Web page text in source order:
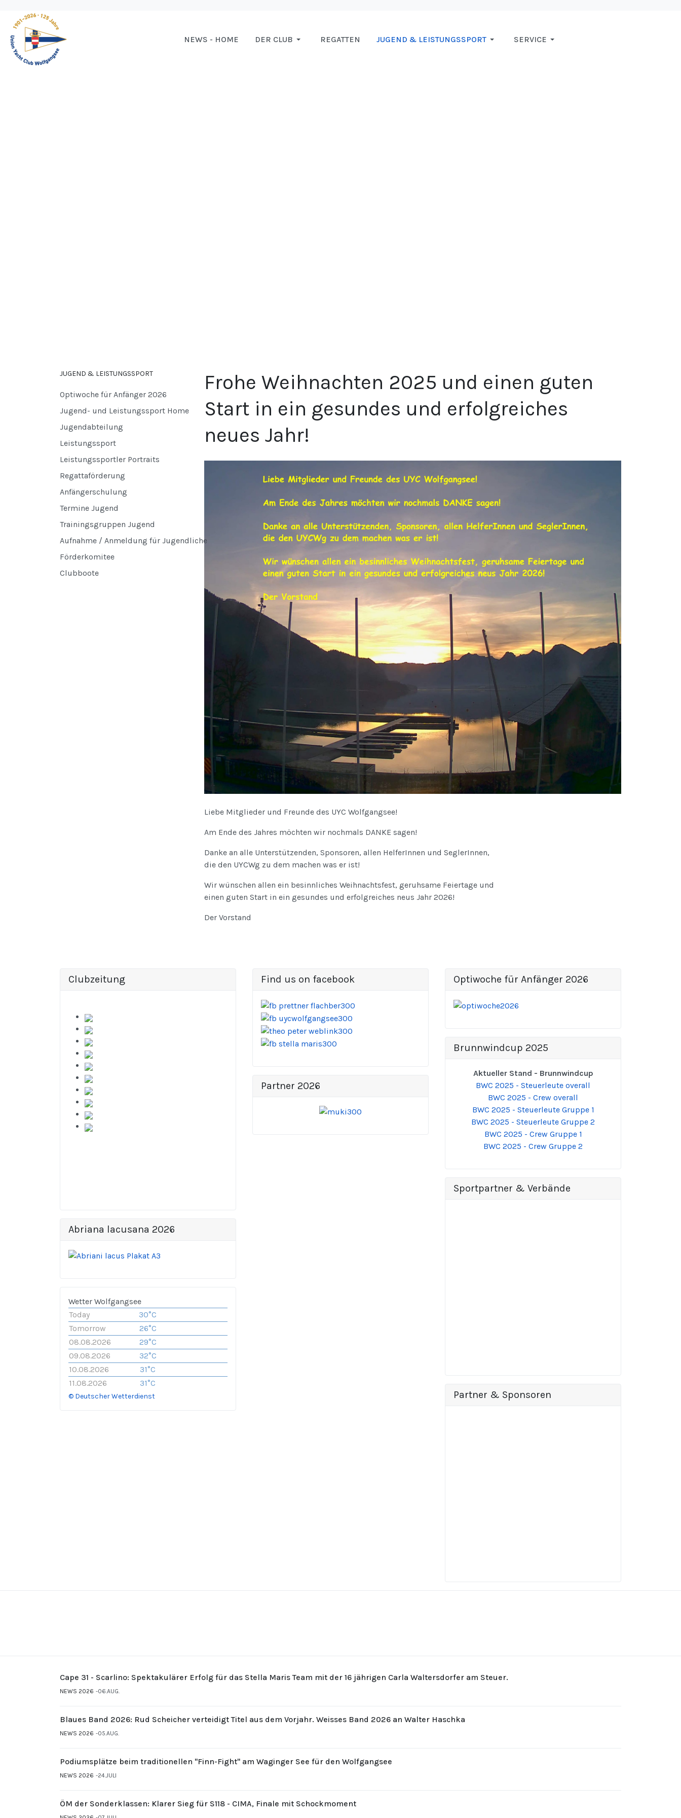
NEWS - HOME DER CLUB REGATTEN JUGEND & LEISTUNGSSPORT SERVICE
Frohe Weihnachten 2025 und einen guten
Start in ein gesundes und erfolgreiches
neues Jahr!
Liebe Mitglieder und Freunde des UYC Wolfgangsee!
Am Ende des Jahres möchten wir nochmals DANKE sagen!
Danke an alle Unterstützenden, Sponsoren, allen HelferInnen und SeglerInnen,
die den UYCWg zu dem machen was er ist!
Wir wünschen allen ein besinnliches Weihnachtsfest, geruhsame Feiertage und
einen guten Start in ein gesundes und erfolgreiches neus Jahr 2026!
Der Vorstand
JUGEND & LEISTUNGSSPORT
Optiwoche für Anfänger 2026
Jugend- und Leistungssport Home
Jugendabteilung
Leistungssport
Leistungssportler Portraits
Regattaförderung
Anfängerschulung
Termine Jugend
Trainingsgruppen Jugend
Aufnahme / Anmeldung für Jugendliche
Förderkomitee
Clubboote
Clubzeitung
Abriana lacusana 2026
Wetter Wolfgangsee
Today
30°C
Tomorrow
26°C
08.08.2026
29°C
09.08.2026
32°C
10.08.2026
31°C
11.08.2026
31°C
© Deutscher Wetterdienst
Find us on facebook
Partner 2026
Optiwoche für Anfänger 2026
Brunnwindcup 2025
Aktueller Stand - Brunnwindcup
BWC 2025 - Steuerleute overall
BWC 2025 - Crew overall
BWC 2025 - Steuerleute Gruppe 1
BWC 2025 - Steuerleute Gruppe 2
BWC 2025 - Crew Gruppe 1
BWC 2025 - Crew Gruppe 2
Sportpartner & Verbände
Partner & Sponsoren
Cape 31 - Scarlino: Spektakulärer Erfolg für das Stella Maris Team mit der 16 jährigen Carla Waltersdorfer am Steuer.
NEWS 2026 06.AUG.
Blaues Band 2026: Rud Scheicher verteidigt Titel aus dem Vorjahr. Weisses Band 2026 an Walter Haschka
NEWS 2026 05.AUG.
Podiumsplätze beim traditionellen "Finn-Fight" am Waginger See für den Wolfgangsee
NEWS 2026 24.JULI
ÖM der Sonderklassen: Klarer Sieg für S118 - CIMA, Finale mit Schockmoment